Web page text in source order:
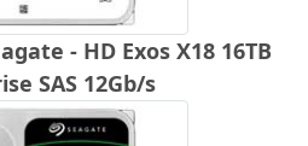
- HD Exos X18 16TB
SAS 12Gb/s